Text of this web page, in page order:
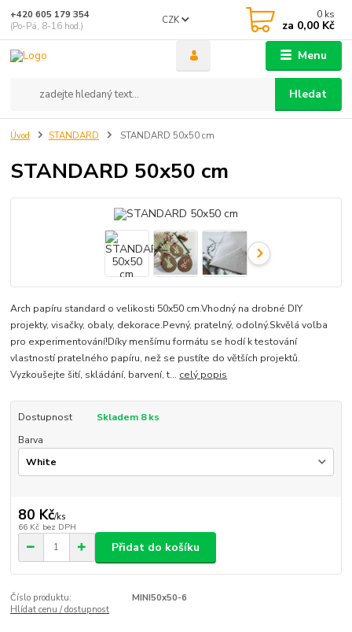
Menu
CZK
Hledat
+420 605 179 354
(Po-Pá, 8-16 hod.)
0 ks
za 0,00 Kč
Úvod STANDARD STANDARD 50x50 cm
STANDARD 50x50 cm
Arch papíru standard o velikosti 50x50 cm.Vhodný na drobné DIY
projekty, visačky, obaly, dekorace.Pevný, pratelný, odolný.Skvělá volba
pro experimentování!Díky menšímu formátu se hodí k testování
vlastností pratelného papíru, než se pustíte do větších projektů.
Vyzkoušejte šití, skládání, barvení, t... celý popis
Dostupnost
Skladem 8 ks
Barva
80 Kč/ks
66 Kč bez DPH
Přidat do košíku
Číslo produktu:
MINI50x50-6
Hlídat cenu / dostupnost